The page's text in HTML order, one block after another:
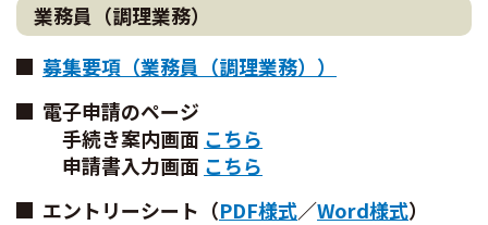
業務員（調理業務）
募集要項（業務員（調理業務））
電子申請のページ
手続き案内画面 こちら
申請書入力画面 こちら
エントリーシート（PDF様式／Word様式）